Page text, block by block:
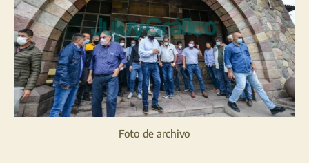
Foto de archivo